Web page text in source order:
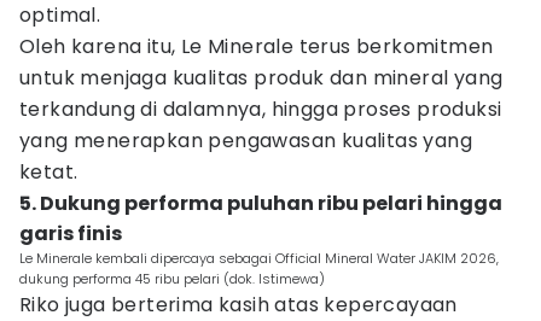
optimal.
Oleh karena itu, Le Minerale terus berkomitmen
untuk menjaga kualitas produk dan mineral yang
terkandung di dalamnya, hingga proses produksi
yang menerapkan pengawasan kualitas yang
ketat.
5. Dukung performa puluhan ribu pelari hingga
garis finis
Le Minerale kembali dipercaya sebagai Official Mineral Water JAKIM 2026,
dukung performa 45 ribu pelari (dok. Istimewa)
Riko juga berterima kasih atas kepercayaan